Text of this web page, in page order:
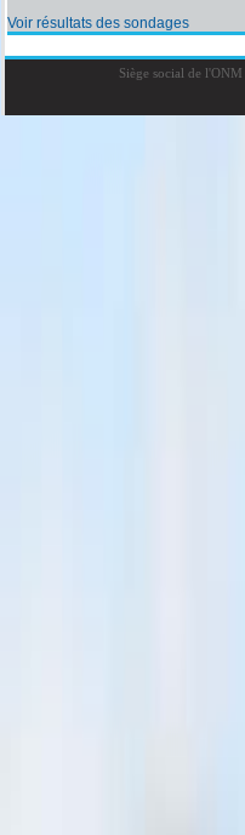
Voir résultats des sondages
Siège social de